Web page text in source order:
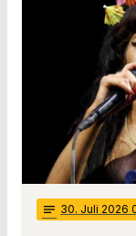
notes 30. Juli 2026